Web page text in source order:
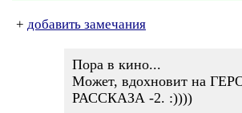
+ добавить замечания
Пора в кино...
Может, вдохновит на
РАССКАЗА -2. :))))